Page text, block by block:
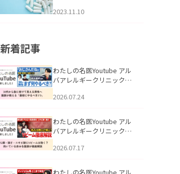
2023.11.10
新着記事
わたしの名医Youtube アル
バアレルギークリニック札
える男性へ｜医師が教える
公開いたしました。
2026.07.24
わたしの名医Youtube アル
バアレルギークリニック札
跡にVビームは効く？向いて
説」を公開いたしました。
2026.07.17